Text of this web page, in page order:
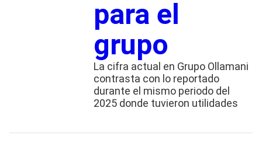
para el
grupo
La cifra actual en Grupo Ollamani
contrasta con lo reportado
durante el mismo periodo del
2025 donde tuvieron utilidades